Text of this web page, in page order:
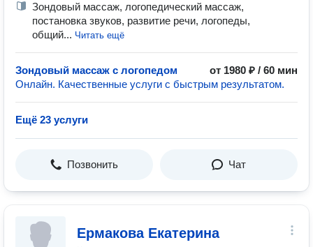
Зондовый массаж, логопедический массаж,
постановка звуков, развитие речи, логопеды,
общий... Читать ещё
Зондовый массаж с логопедом
от 1980 ₽ / 60 мин
Онлайн. Качественные услуги с быстрым результатом.
Ещё 23 услуги
Позвонить Чат
Ермакова Екатерина